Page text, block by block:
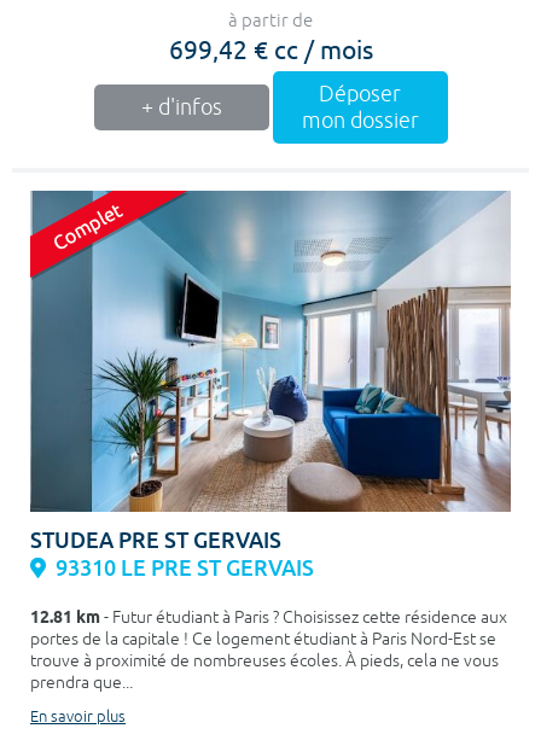
à partir de
699,42 € cc / mois
+ d'infos
Déposer
mon dossier
STUDEA PRE ST GERVAIS
93310 LE PRE ST GERVAIS
12.81 km- Futur étudiant à Paris ? Choisissez cette résidence aux
portes de la capitale ! Ce logement étudiant à Paris Nord-Est se
trouve à proximité de nombreuses écoles. À pieds, cela ne vous
prendra que...
En savoir plus